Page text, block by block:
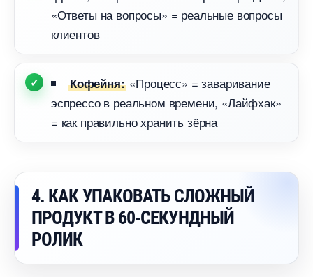
«Ответы на вопросы» = реальные вопросы
клиенто
Кофейня:«Процесс» = заваривание
эспрессо в реальном времени, «Лайфхак»
= как правильно хранить зёрна
4. КАК УПАКОВАТЬ СЛОЖНЫЙ
ПРОДУКТ В 60-СЕКУНДНЫЙ
РОЛИК